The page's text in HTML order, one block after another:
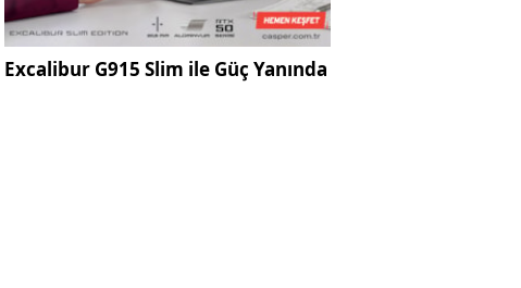
Excalibur G915 Slim ile Güç Yanında